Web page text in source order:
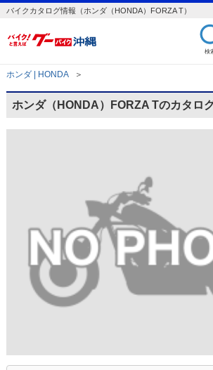
バイクカタログ情報（ホンダ（HONDA）FORZA T）
検
ホンダ | HONDA ＞
ホンダ（HONDA）FORZA Tのカタロ